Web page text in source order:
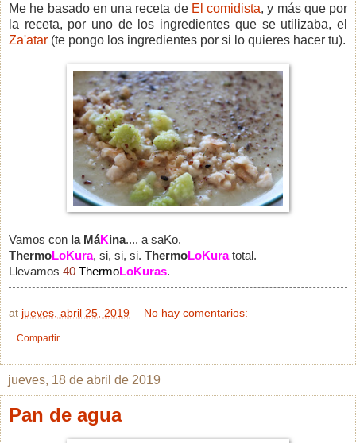
Me he basado en una receta de El comidista, y más que por
la receta, por uno de los ingredientes que se utilizaba, el
Za'atar (te pongo los ingredientes por si lo quieres hacer tu).
Vamos con la MáKina.... a saKo.
ThermoLoKura, si, si, si. ThermoLoKuratotal.
Llevamos 40 ThermoLoKuras.
at jueves, abril 25, 2019 No hay comentarios:
Compartir
jueves, 18 de abril de 2019
Pan de agua